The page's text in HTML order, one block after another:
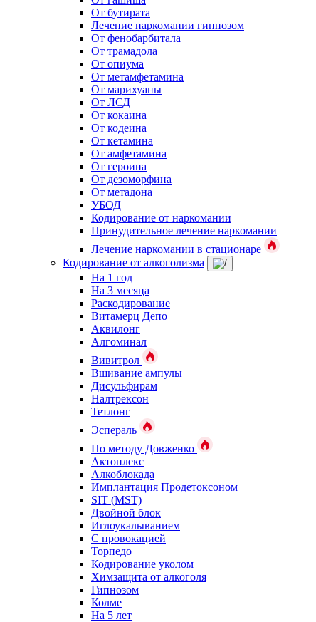
От бутирата
Лечение наркомании гипнозом
От фенобарбитала
От трамадола
От опиума
От метамфетамина
От марихуаны
От ЛСД
От кокаина
От кодеина
От кетамина
От амфетамина
От героина
От дезоморфина
От метадона
УБОД
Кодирование от наркомании
Принудительное лечение наркомании
Лечение наркомании в стационаре
Кодирование от алкоголизма
На 1 год
На 3 месяца
Раскодирование
Витамерц Депо
Аквилонг
Алгоминал
Вивитрол
Вшивание ампулы
Дисульфирам
Налтрексон
Тетлонг
Эспераль
По методу Довженко
Актоплекс
Алкоблокада
Имплантация Продетоксоном
SIT (MST)
Двойной блок
Иглоукалыванием
С провокацией
Торпедо
Кодирование уколом
Химзащита от алкоголя
Гипнозом
Колме
На 5 лет